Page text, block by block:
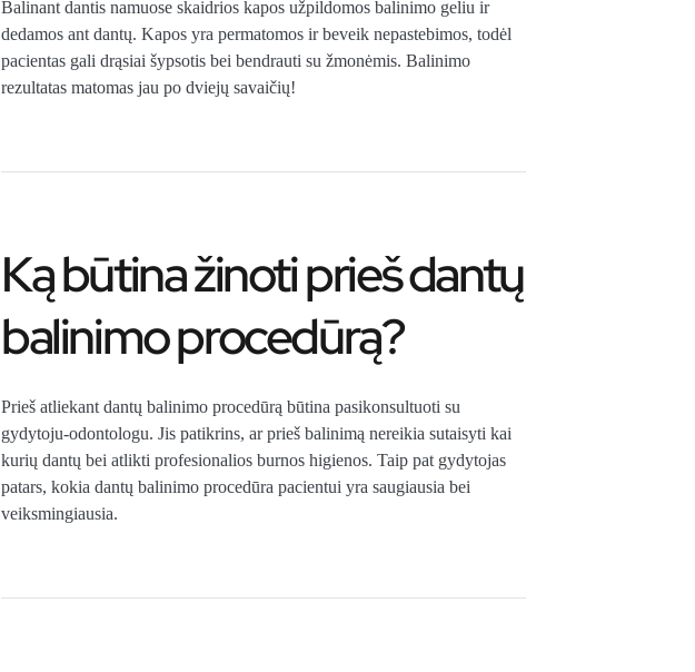
Balinant dantis namuose skaidrios kapos užpildomos balinimo geliu ir
dedamos ant dantų. Kapos yra permatomos ir beveik nepastebimos, todėl
pacientas gali drąsiai šypsotis bei bendrauti su žmonėmis. Balinimo
rezultatas matomas jau po dviejų savaičių!
Ką būtina žinoti prieš dantų
balinimo procedūrą?
Prieš atliekant dantų balinimo procedūrą būtina pasikonsultuoti su
gydytoju-odontologu. Jis patikrins, ar prieš balinimą nereikia sutaisyti kai
kurių dantų bei atlikti profesionalios burnos higienos. Taip pat gydytojas
patars, kokia dantų balinimo procedūra pacientui yra saugiausia bei
veiksmingiausia.